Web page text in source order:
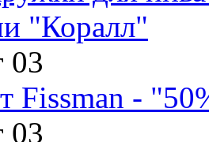
"Коралл"
03
Fissman -
03